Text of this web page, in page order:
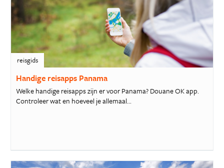
reisgids
Handige reisapps Panama
Welke handige reisapps zijn er voor Panama? Douane OK app.
Controleer wat en hoeveel je allemaal...